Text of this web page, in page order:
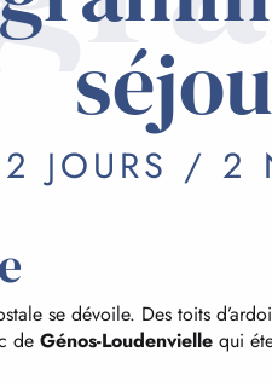
2 JOURS / 2
se dévoile. Des toits
de Génos-Loudenvielle qui